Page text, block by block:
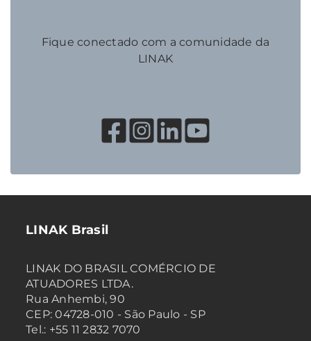
Fique conectado com a comunidade da
LINAK
LINAK Brasil
LINAK DO BRASIL COMÉRCIO DE
ATUADORES LTDA.
Rua Anhembi, 90
CEP: 04728-010 - São Paulo - SP
Tel.: +55 11 2832 7070